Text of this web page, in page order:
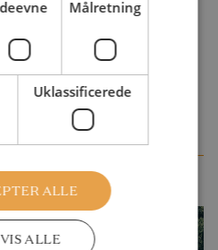
ikke koges ned til en
og stramninger
Målretning
Uklassificerede
ALLE
ALLE